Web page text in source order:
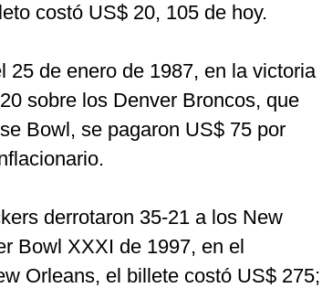
costó US$ 20, 105 de hoy.
25 de enero de 1987, en la victoria
sobre los Denver Broncos, que
Bowl, se pagaron US$ 75 por
derrotaron 35-21 a los New
Bowl XXXI de 1997, en el
Orleans, el billete costó US$ 275;